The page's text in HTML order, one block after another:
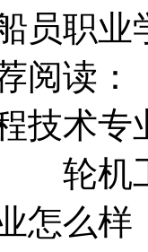
员职业
阅读
技术
轮机
怎么样